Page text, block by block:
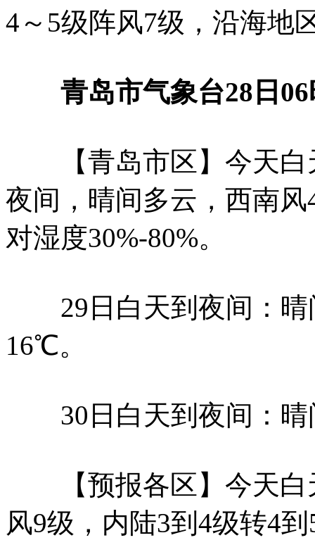
4～5级阵风7级，沿海地
青岛市气象台28日06
【青岛市区】今天白
夜间，晴间多云，西南
对湿度30%-80%。
29日白天到夜间：晴
16℃。
30日白天到夜间：晴
【预报各区】今天白
风9级，内陆3到4级转4